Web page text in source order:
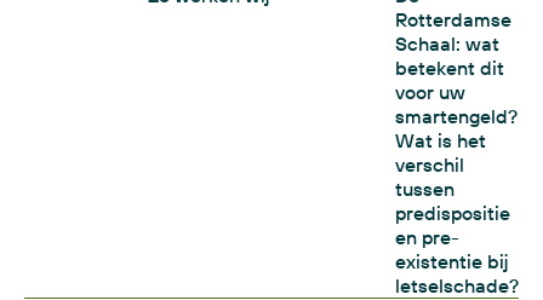
Rotterdamse
Schaal: wat
betekent dit
voor uw
smartengeld?
Wat is het
verschil
tussen
predispositie
en pre-
existentie bij
letselschade?